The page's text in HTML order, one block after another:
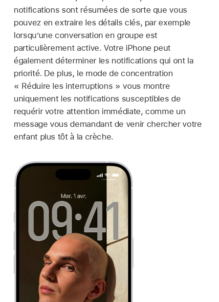
notifications sont résumées de sorte que vous
pouvez en extraire les détails clés, par exemple
lorsqu’une conversation en groupe est
particulièrement active. Votre iPhone peut
également déterminer les notifications qui ont la
priorité. De plus, le mode de concentration
« Réduire les interruptions » vous montre
uniquement les notifications susceptibles de
requérir votre attention immédiate, comme un
message vous demandant de venir chercher votre
enfant plus tôt à la crèche.